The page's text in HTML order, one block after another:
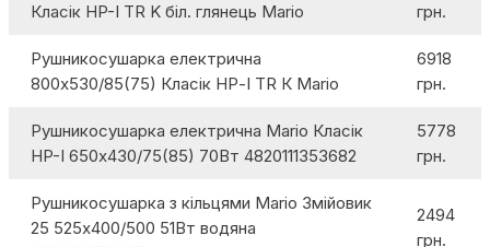
Класік HP-I TR K біл. глянець Mario
грн.
Рушникосушарка електрична
800х530/85(75) Класік НР-I TR К Mario
6918
грн.
Рушникосушарка електрична Mario Класік
НP-I 650х430/75(85) 70Вт 4820111353682
5778
грн.
Рушникосушарка з кільцями Mario Змійовик
25 525х400/500 51Вт водяна
2494
грн.